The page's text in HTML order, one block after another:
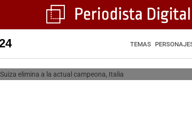
TEMAS
a Dinamarca y Suiza elimina a
campeona, Italia